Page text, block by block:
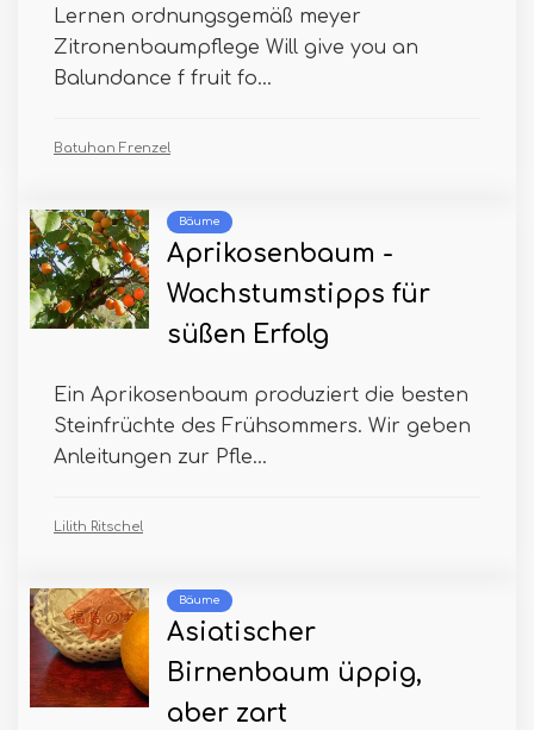
Lernen‌ ordnungsgemäß meyer
Zitronenbaumpflege ‌Will‌ ‌give‌ ‌you‌ ‌an‌
‌Balundance‌ ‌f‌ ‌fruit‌ ‌fo...
Batuhan Frenzel
Bäume
Aprikosenbaum -
Wachstumstipps für
süßen Erfolg
Ein Aprikosenbaum produziert die besten
Steinfrüchte des Frühsommers. Wir geben
Anleitungen zur Pfle...
Lilith Ritschel
Bäume
Asiatischer
Birnenbaum üppig,
aber zart